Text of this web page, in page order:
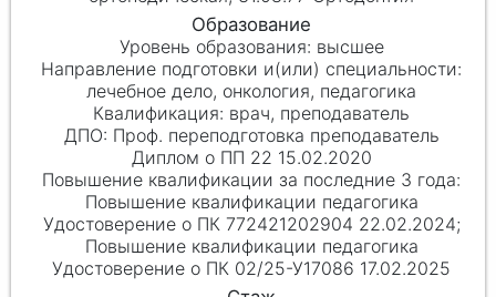
высшее
лечебное дело, онкология, педагогика
врач, преподаватель
Проф. переподготовка преподаватель
Диплом о ПП 22 15.02.2020
Повышение квалификации педагогика
Удостоверение о ПК 772421202904 22.02.2024;
Повышение квалификации педагогика
Удостоверение о ПК 02/25-У17086 17.02.2025